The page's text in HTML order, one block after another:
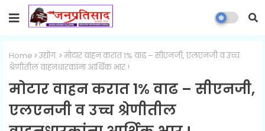
Home उद्योग.
मोटार वाहन करात 1% वाढ – सीएनजी, एलएनजी व उच्च
श्रेणीतील वाहनधारकांना आर्थिक भार.!
मोटार वाहन करात 1% वाढ – सीएनजी,
एलएनजी व उच्च श्रेणीतील